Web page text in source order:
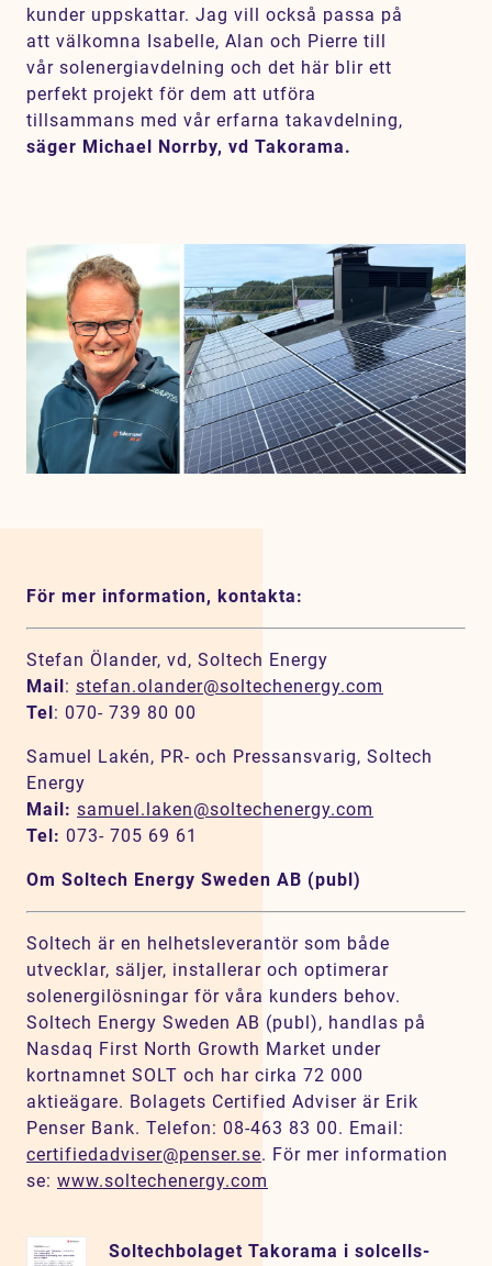
kunder uppskattar. Jag vill också passa på
att välkomna Isabelle, Alan och Pierre till
vår solenergiavdelning och det här blir ett
perfekt projekt för dem att utföra
tillsammans med vår erfarna takavdelning,
säger Michael Norrby, vd Takorama.
För mer information, kontakta:
Stefan Ölander, vd, Soltech Energy
Mail: stefan.olander@soltechenergy.com
Tel: 070- 739 80 00
Samuel Lakén, PR- och Pressansvarig, Soltech
Energy
Mail: samuel.laken@soltechenergy.com
Tel: 073- 705 69 61
Om Soltech Energy Sweden AB (publ)
Soltech är en helhetsleverantör som både
utvecklar, säljer, installerar och optimerar
solenergilösningar för våra kunders behov.
Soltech Energy Sweden AB (publ), handlas på
Nasdaq First North Growth Market under
kortnamnet SOLT och har cirka 72 000
aktieägare. Bolagets Certified Adviser är Erik
Penser Bank. Telefon: 08-463 83 00. Email:
certifiedadviser@penser.se. För mer information
se: www.soltechenergy.com
Soltechbolaget Takorama i solcells-